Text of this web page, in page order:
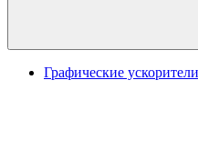
Графические